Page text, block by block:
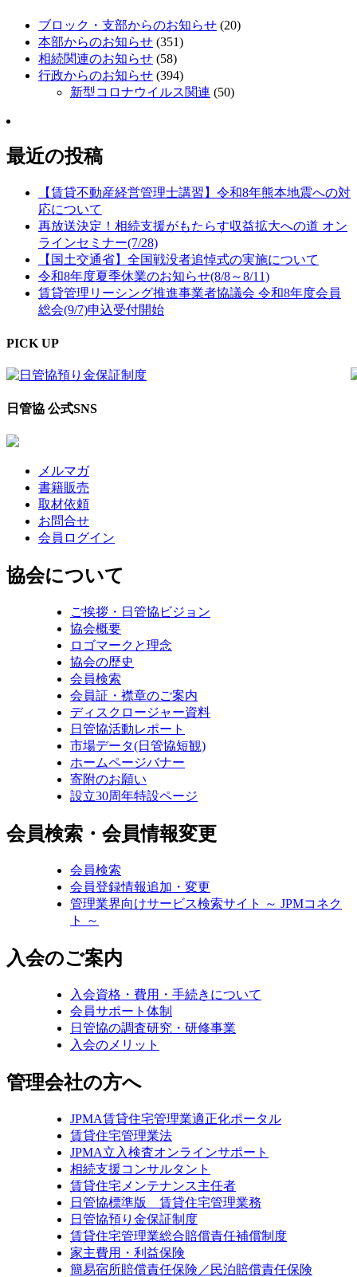
ブロック・支部からのお知らせ (20)
本部からのお知らせ (351)
相続関連のお知らせ (58)
行政からのお知らせ (394)
新型コロナウイルス関連 (50)
最近の投稿
【賃貸不動産経営管理士講習】令和8年熊本地震への対
応について
再放送決定！相続支援がもたらす収益拡大への道 オン
ラインセミナー(7/28)
【国土交通省】全国戦没者追悼式の実施について
令和8年度夏季休業のお知らせ(8/8～8/11)
賃貸管理リーシング推進事業者協議会 令和8年度会員
総会(9/7)申込受付開始
PICK UP
日管協 公式SNS
メルマガ
書籍販売
取材依頼
お問合せ
会員ログイン
協会について
ご挨拶・日管協ビジョン
協会概要
ロゴマークと理念
協会の歴史
会員検索
会員証・襟章のご案内
ディスクロージャー資料
日管協活動レポート
市場データ(日管協短観)
ホームページバナー
寄附のお願い
設立30周年特設ページ
会員検索・会員情報変更
会員検索
会員登録情報追加・変更
管理業界向けサービス検索サイト ～ JPMコネク
ト ～
入会のご案内
入会資格・費用・手続きについて
会員サポート体制
日管協の調査研究・研修事業
入会のメリット
管理会社の方へ
JPMA賃貸住宅管理業適正化ポータル
賃貸住宅管理業法
JPMA立入検査オンラインサポート
相続支援コンサルタント
賃貸住宅メンテナンス主任者
日管協標準版 賃貸住宅管理業務
日管協預り金保証制度
賃貸住宅管理業総合賠償責任補償制度
家主費用・利益保険
簡易宿所賠償責任保険／民泊賠償責任保険